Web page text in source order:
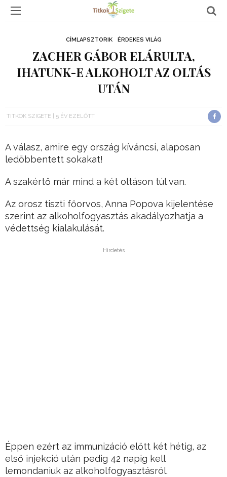
CÍMLAPSZTORIK ÉRDEKES VILÁG
ZACHER GÁBOR ELÁRULTA,
IHATUNK-E ALKOHOLT AZ OLTÁS
UTÁN
TITKOK SZIGETE 5 ÉV EZELŐTT
A válasz, amire egy ország kíváncsi, alaposan
ledöbbentett sokakat!
A szakértő már mind a két oltáson túl van.
Az orosz tiszti főorvos, Anna Popova kijelentése
szerint az alkoholfogyasztás akadályozhatja a
védettség kialakulását.
Hirdetés
Éppen ezért az immunizáció előtt két hétig, az
első injekció után pedig 42 napig kell
lemondaniuk az alkoholfogyasztásról.